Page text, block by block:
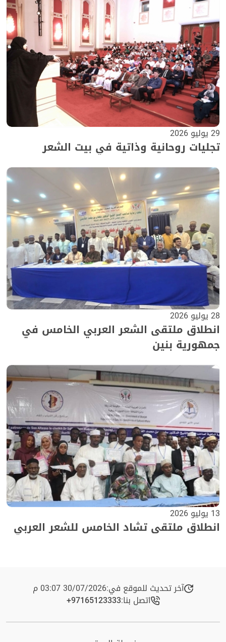
29 يوليو 2026
تجليات روحانية وذاتية في بيت الشعر
28 يوليو 2026
انطلاق ملتقى الشعر العربي الخامس في
جمهورية بنين
13 يوليو 2026
انطلاق ملتقى تشاد الخامس للشعر العربي
آخر تحديث للموقع في:30/07/2026 03:07 م
اتصل بنا:+97165123333​